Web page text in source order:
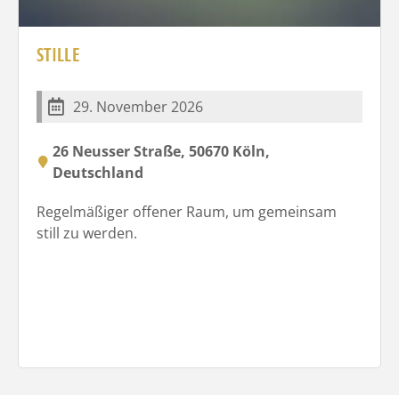
STILLE
29. November 2026
26 Neusser Straße, 50670 Köln,
Deutschland
Regelmäßiger offener Raum, um gemeinsam
still zu werden.